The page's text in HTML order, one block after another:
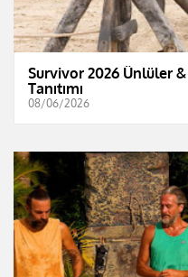
Survivor 2026 Ünlüler
Tanıtımı
08/06/2026